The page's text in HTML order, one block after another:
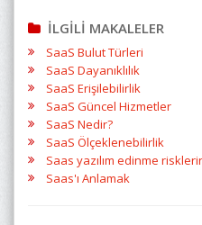
İLGİLİ MAKALELER
SaaS Bulut Türleri
SaaS Dayanıklılık
SaaS Erişilebilirlik
SaaS Güncel Hizmetler
SaaS Nedir?
SaaS Ölçeklenebilirlik
Saas yazılım edinme
Saas'ı Anlamak